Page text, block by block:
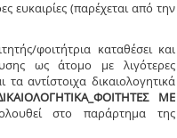
ευκαιρίες (παρέχεται από την
φοιτήτρια καταθέσει και
ως άτομο με λιγότερες
αντίστοιχα δικαιολογητικά
ΜΕ
στο παράρτημα της